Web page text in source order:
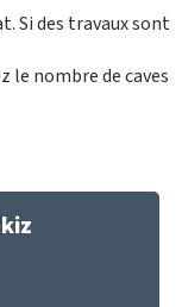
Si des travaux sont
le nombre de caves